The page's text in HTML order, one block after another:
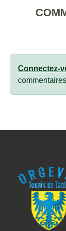
Connectez-